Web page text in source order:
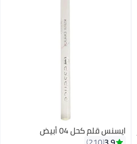
ايسنس قلم كحل 04 أبيض